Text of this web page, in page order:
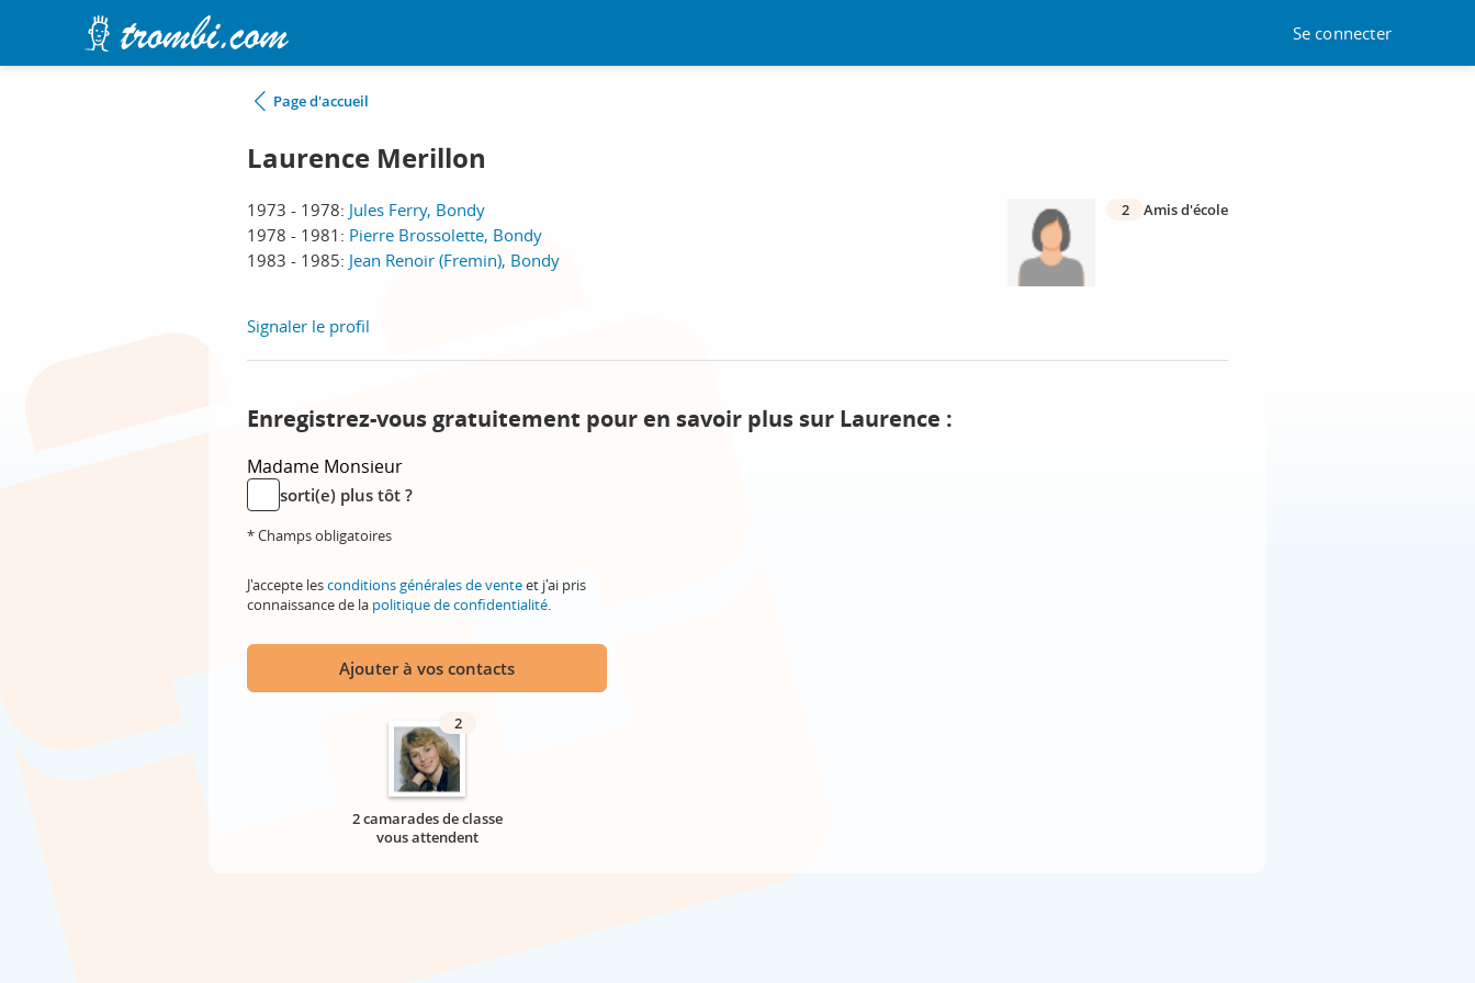
Se connecter
Page d'accueil
Laurence Merillon
1973 - 1978: Jules Ferry, Bondy
1978 - 1981: Pierre Brossolette, Bondy
1983 - 1985: Jean Renoir (Fremin), Bondy
2 Amis d'école
Signaler le profil
Enregistrez-vous gratuitement pour en savoir plus sur Laurence :
Madame Monsieur
sorti(e) plus tôt ?
* Champs obligatoires
J'accepte lesconditions générales de venteet j'ai pris
connaissance de la politique de confidentialité.
Ajouter à vos contacts
2
2 camarades de classe
vous attendent